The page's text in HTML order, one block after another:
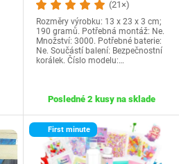
(21×)
Rozměry výrobku: 13 x 23 x 3 cm;
190 gramů. Potřebná montáž: Ne.
Množství: 3000. Potřebné baterie:
Ne. Součástí balení: Bezpečnostní
korálek. Číslo modelu:…
Posledné 2 kusy na sklade
First minute